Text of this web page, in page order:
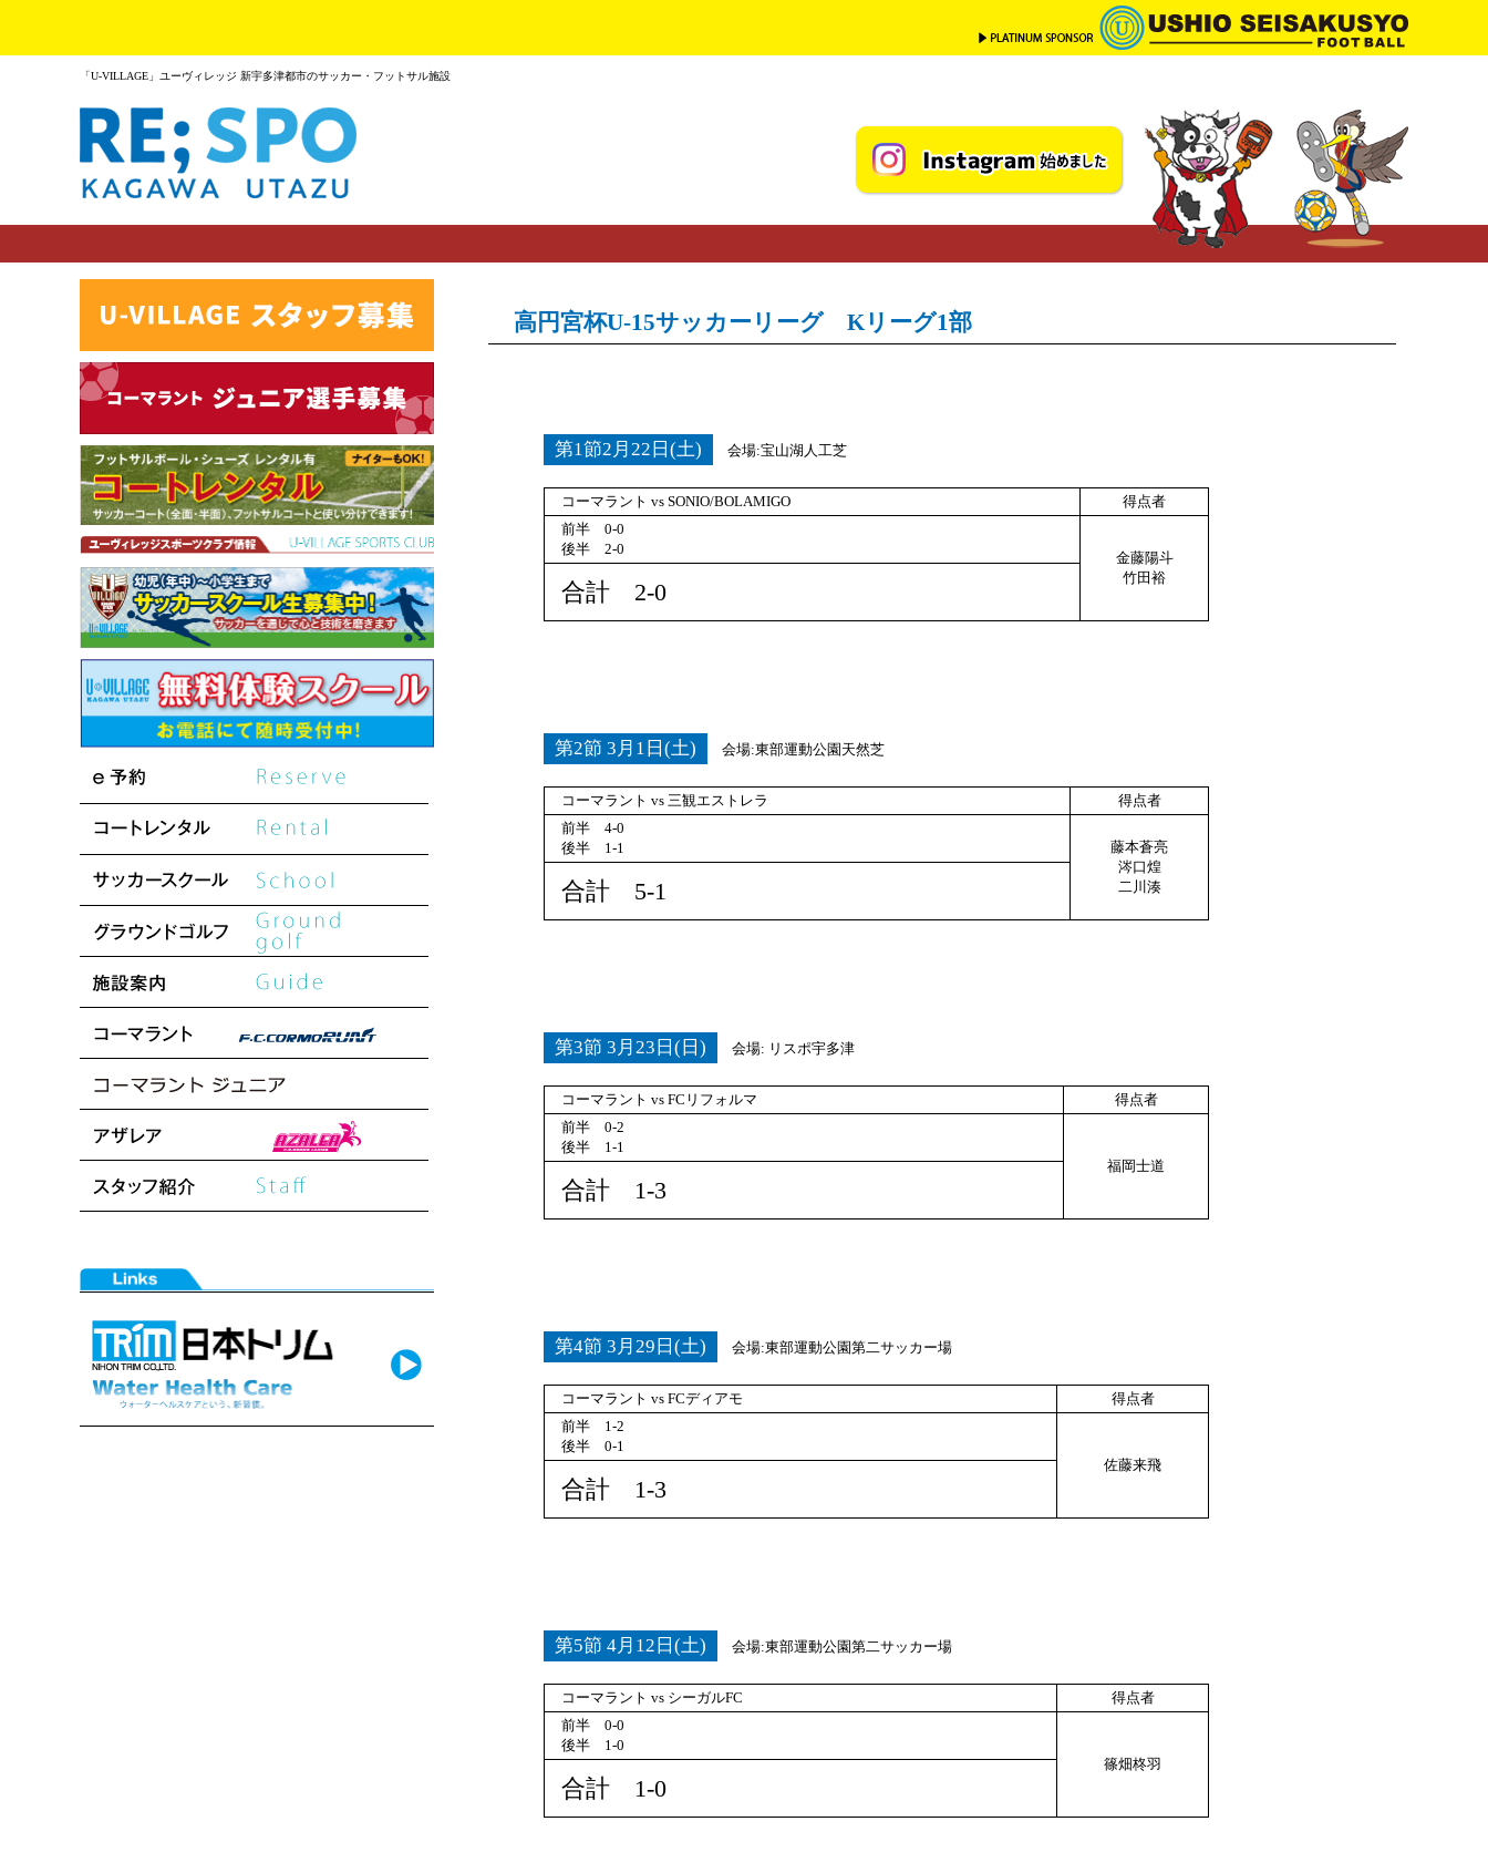
「U-VILLAGE」ユーヴィレッジ 新宇多津都市のサッカー・フットサル施設
高円宮杯U-15サッカーリーグ Kリーグ1部
第1節2月22日(土) 会場:宝山湖人工芝
コーマラント vs SONIO/BOLAMIGO
得点者
前半 0-0
後半 2-0
金藤陽斗
竹田裕
合計 2-0
第2節 3月1日(土) 会場:東部運動公園天然芝
コーマラント vs 三観エストレラ
得点者
前半 4-0
後半 1-1
藤本蒼亮
涔口煌
二川湊
合計 5-1
第3節 3月23日(日) 会場: リスポ宇多津
コーマラント vs FCリフォルマ
得点者
前半 0-2
後半 1-1
福岡士道
合計 1-3
第4節 3月29日(土) 会場:東部運動公園第二サッカー場
コーマラント vs FCディアモ
得点者
前半 1-2
後半 0-1
佐藤来飛
合計 1-3
第5節 4月12日(土) 会場:東部運動公園第二サッカー場
コーマラント vs シーガルFC
得点者
前半 0-0
後半 1-0
篠畑柊羽
合計 1-0